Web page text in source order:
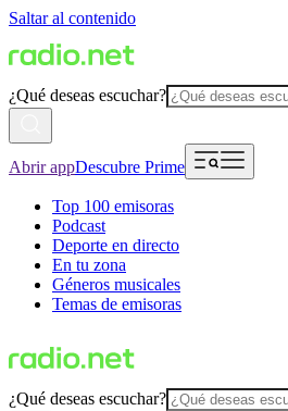
Saltar al contenido
¿Qué deseas escuchar?
Abrir appDescubre Prime
Top 100 emisoras
Podcast
Deporte en directo
En tu zona
Géneros musicales
Temas de emisoras
¿Qué deseas escuchar?